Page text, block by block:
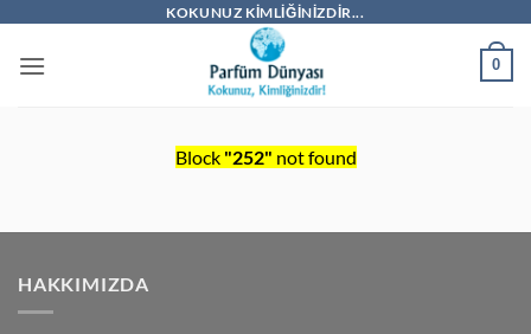
KOKUNUZ KIMLIĞINIZDIR...
0
Block "252" not found
HAKKIMIZDA